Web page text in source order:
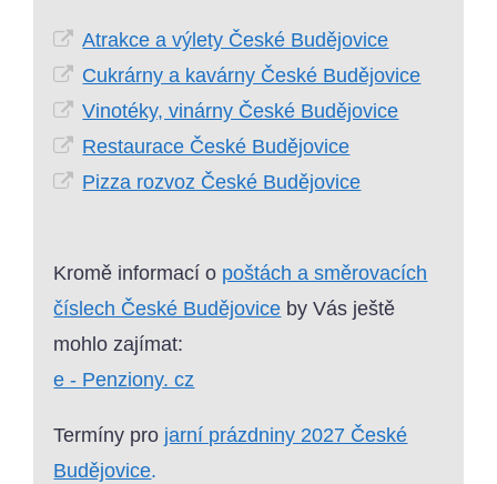
Atrakce a výlety České Budějovice
Cukrárny a kavárny České Budějovice
Vinotéky, vinárny České Budějovice
Restaurace České Budějovice
Pizza rozvoz České Budějovice
Kromě informací o poštách a směrovacích
číslech České Budějovice by Vás ještě
mohlo zajímat:
e - Penziony. cz
Termíny pro jarní prázdniny 2027 České
Budějovice.